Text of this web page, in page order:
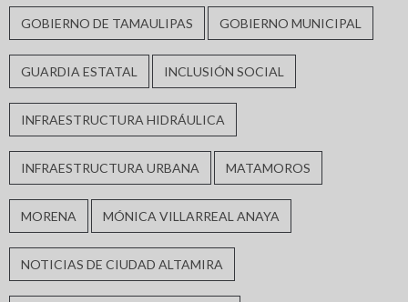
GOBIERNO DE TAMAULIPAS GOBIERNO MUNICIPAL
GUARDIA ESTATAL INCLUSIÓN SOCIAL
INFRAESTRUCTURA HIDRÁULICA
INFRAESTRUCTURA URBANA MATAMOROS
MORENA MÓNICA VILLARREAL ANAYA
NOTICIAS DE CIUDAD ALTAMIRA